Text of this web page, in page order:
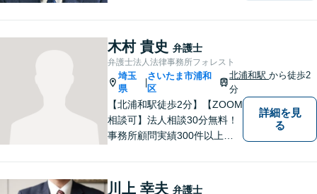
護士が労働雇用、債権回収、
商取引問題などに対応しま
す。中小企業さま、個人事業
主さまからのご相談に注力
【初回面談無料】
木村 貴史 弁護士
弁護士法人法律事務所フォレスト
埼玉
県
|
さいたま市浦和
区
北浦和駅から徒歩2
分
【北浦和駅徒歩2分】【ZOOM
相談可】法人相談30分無料！
事務所顧問実績300件以上！
的確に把握し、ご意向に沿え
るよう尽力いたします！業種
詳細を見
る
川上 幸夫 弁護士